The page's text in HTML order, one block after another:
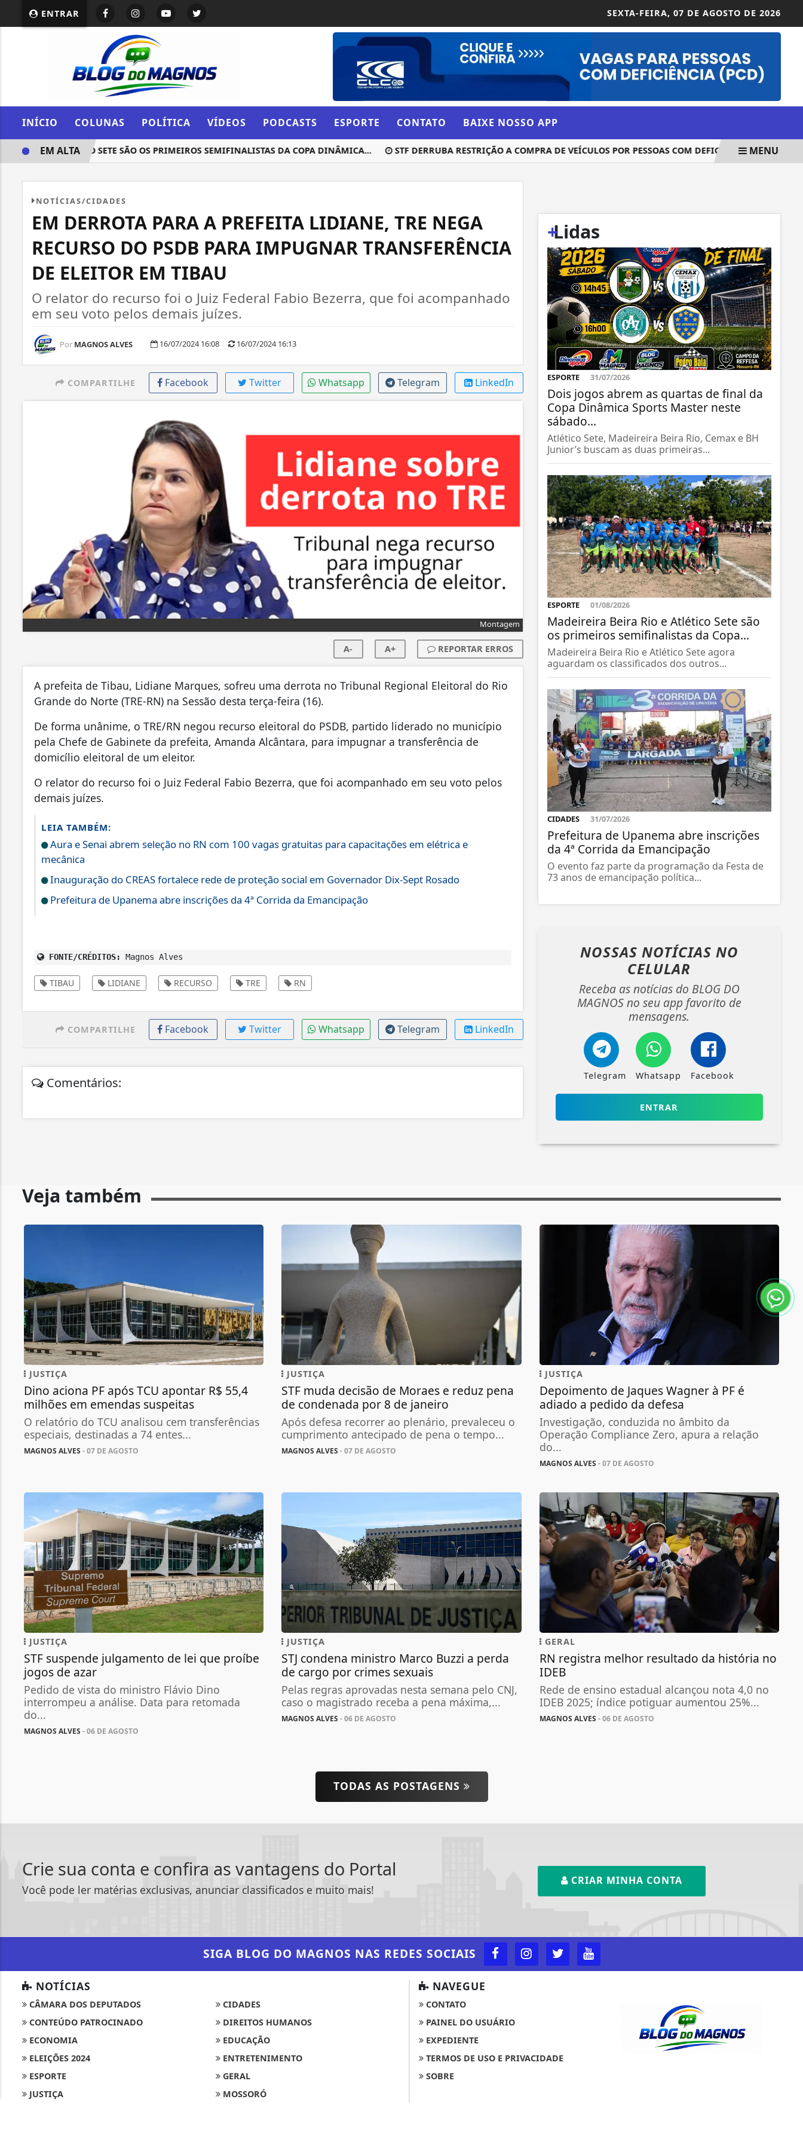
ENTRAR SEXTA-FEIRA, 07 DE AGOSTO DE 2026
INÍCIO COLUNAS POLÍTICA VÍDEOS PODCASTS ESPORTE CONTATO BAIXE NOSSO APP
RIO E ATLÉTICO SETE SÃO OS PRIMEIROS SEMIFINALISTAS DA COPA DINÂMICA... STF DERRUBA RESTRIÇÃO A COMPRA DE VEÍCULOS POR PESSOAS COM DEFICIÊNCIA
EM ALTA MENU
NOTÍCIAS/CIDADES
EM DERROTA PARA A PREFEITA LIDIANE, TRE NEGA
RECURSO DO PSDB PARA IMPUGNAR TRANSFERÊNCIA
DE ELEITOR EM TIBAU
O relator do recurso foi o Juiz Federal Fabio Bezerra, que foi acompanhado
em seu voto pelos demais juízes.
Por MAGNOS ALVES 16/07/2024 16:08 16/07/2024 16:13
COMPARTILHE Facebook Twitter Whatsapp Telegram LinkedIn
Montagem
A- A+ REPORTAR ERROS
A prefeita de Tibau, Lidiane Marques, sofreu uma derrota no Tribunal Regional Eleitoral do Rio
Grande do Norte (TRE-RN) na Sessão desta terça-feira (16).
De forma unânime, o TRE/RN negou recurso eleitoral do PSDB, partido liderado no município
pela Chefe de Gabinete da prefeita, Amanda Alcântara, para impugnar a transferência de
domicílio eleitoral de um eleitor.
O relator do recurso foi o Juiz Federal Fabio Bezerra, que foi acompanhado em seu voto pelos
demais juízes.
LEIA TAMBÉM:
Aura e Senai abrem seleção no RN com 100 vagas gratuitas para capacitações em elétrica e
mecânica
Inauguração do CREAS fortalece rede de proteção social em Governador Dix-Sept Rosado
Prefeitura de Upanema abre inscrições da 4ª Corrida da Emancipação
FONTE/CRÉDITOS: Magnos Alves
TIBAU LIDIANE RECURSO TRE RN
COMPARTILHE Facebook Twitter Whatsapp Telegram LinkedIn
Comentários:
+
Lidas
ESPORTE 31/07/2026
Dois jogos abrem as quartas de final da
Copa Dinâmica Sports Master neste
sábado...
Atlético Sete, Madeireira Beira Rio, Cemax e BH
Junior’s buscam as duas primeiras...
ESPORTE 01/08/2026
Madeireira Beira Rio e Atlético Sete são
os primeiros semifinalistas da Copa...
Madeireira Beira Rio e Atlético Sete agora
aguardam os classificados dos outros...
CIDADES 31/07/2026
Prefeitura de Upanema abre inscrições
da 4ª Corrida da Emancipação
O evento faz parte da programação da Festa de
73 anos de emancipação política...
NOSSAS NOTÍCIAS NO
CELULAR
Receba as notícias do BLOG DO
MAGNOS no seu app favorito de
mensagens.
Telegram Whatsapp Facebook
ENTRAR
Veja também
JUSTIÇA
Dino aciona PF após TCU apontar R$ 55,4
milhões em emendas suspeitas
O relatório do TCU analisou cem transferências
especiais, destinadas a 74 entes...
MAGNOS ALVES - 07 DE AGOSTO
JUSTIÇA
STF muda decisão de Moraes e reduz pena
de condenada por 8 de janeiro
Após defesa recorrer ao plenário, prevaleceu o
cumprimento antecipado de pena o tempo...
MAGNOS ALVES - 07 DE AGOSTO
JUSTIÇA
Depoimento de Jaques Wagner à PF é
adiado a pedido da defesa
Investigação, conduzida no âmbito da
Operação Compliance Zero, apura a relação
do...
MAGNOS ALVES - 07 DE AGOSTO
JUSTIÇA
STF suspende julgamento de lei que proíbe
jogos de azar
Pedido de vista do ministro Flávio Dino
interrompeu a análise. Data para retomada
do...
MAGNOS ALVES - 06 DE AGOSTO
JUSTIÇA
STJ condena ministro Marco Buzzi a perda
de cargo por crimes sexuais
Pelas regras aprovadas nesta semana pelo CNJ,
caso o magistrado receba a pena máxima,...
MAGNOS ALVES - 06 DE AGOSTO
GERAL
RN registra melhor resultado da história no
IDEB
Rede de ensino estadual alcançou nota 4,0 no
IDEB 2025; índice potiguar aumentou 25%...
MAGNOS ALVES - 06 DE AGOSTO
TODAS AS POSTAGENS
Crie sua conta e confira as vantagens do Portal
Você pode ler matérias exclusivas, anunciar classificados e muito mais!
CRIAR MINHA CONTA
SIGA BLOG DO MAGNOS NAS REDES SOCIAIS
NOTÍCIAS
CÂMARA DOS DEPUTADOS
CIDADES
CONTEÚDO PATROCINADO
DIREITOS HUMANOS
ECONOMIA
EDUCAÇÃO
ELEIÇÕES 2024
ENTRETENIMENTO
ESPORTE
GERAL
JUSTIÇA
MOSSORÓ
NAVEGUE
CONTATO
PAINEL DO USUÁRIO
EXPEDIENTE
TERMOS DE USO E PRIVACIDADE
SOBRE
Termos de Uso e Privacidade
Esse site utiliza cookies para melhorar sua experiência de navegação. Ao continuar o acesso, entendemos que você
concorda com nossos Termos de Uso e Privacidade.
ACESSE NOSSOS TERMOS CLICANDO AQUI